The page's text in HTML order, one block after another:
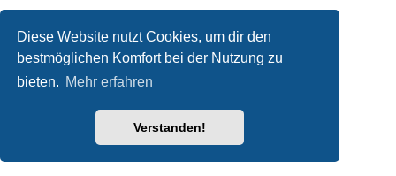
Diese Website nutzt Cookies, um dir den
bestmöglichen Komfort bei der Nutzung zu
bieten. Mehr erfahren
Verstanden!